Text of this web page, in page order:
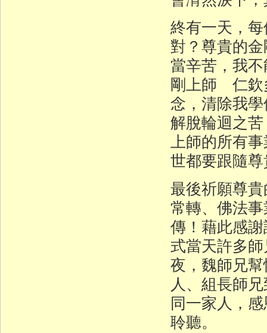
終有一天，
對？尊貴的
當辛苦，我
剛上師 仁欽
念，清除我
解脫輪迴之
上師的所有
世都要跟隨
最後祈願尊
常轉、佛法
傳！藉此感
式當天許多
夜，魏師兄
人、組長師
同一家人，
聆聽。